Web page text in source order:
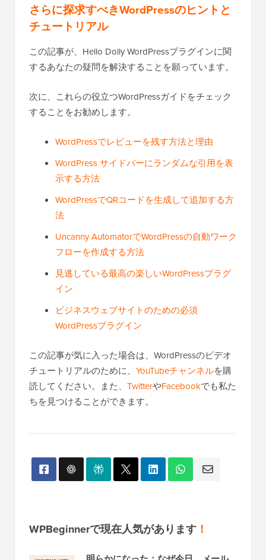
さらに探求すべきWordPressのヒントと
チュートリアル
この記事が、Hello Dolly WordPressプラグインに関
するあなたの疑問を解決することを願っています。
次に、これらの役立つWordPressガイドをチェック
することをお勧めします。
WordPressでレビューを残す方法と理由
WordPress サイドバーにランダムな引用を表
示する方法
WordPressでQRコードを生成して追加する方
法
Uncanny AutomatorでWordPressの自動ワーク
フローを作成する方法
見逃している最高の楽しいWordPressプラグ
イン
ビジネスウェブサイトのための必須
WordPressプラグイン
この記事が気に入った場合は、WordPressのビデオ
チュートリアルのために、 YouTubeチャンネルを購
読してください。また、 TwitterやFacebookでも私た
ちを見つけることができます。
WPBeginnerで現在人気があります ！